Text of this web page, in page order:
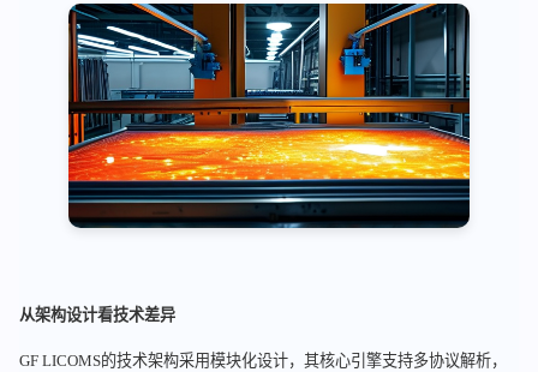
从架构设计看技术差异
GF LICOMS的技术架构采用模块化设计，其核心引擎支持多协议解析，